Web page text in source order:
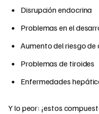
Disrupción endocrina
Problemas en el
Aumento del riesgo
Problemas de tiroides
Enfermedades
Y lo peor: ¡estos